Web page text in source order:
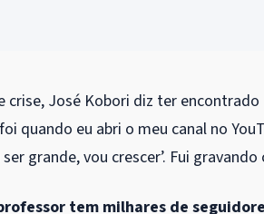
crise, José Kobori diz ter
quando eu abri o meu canal no
grande, vou crescer’. Fui
tem milhares de